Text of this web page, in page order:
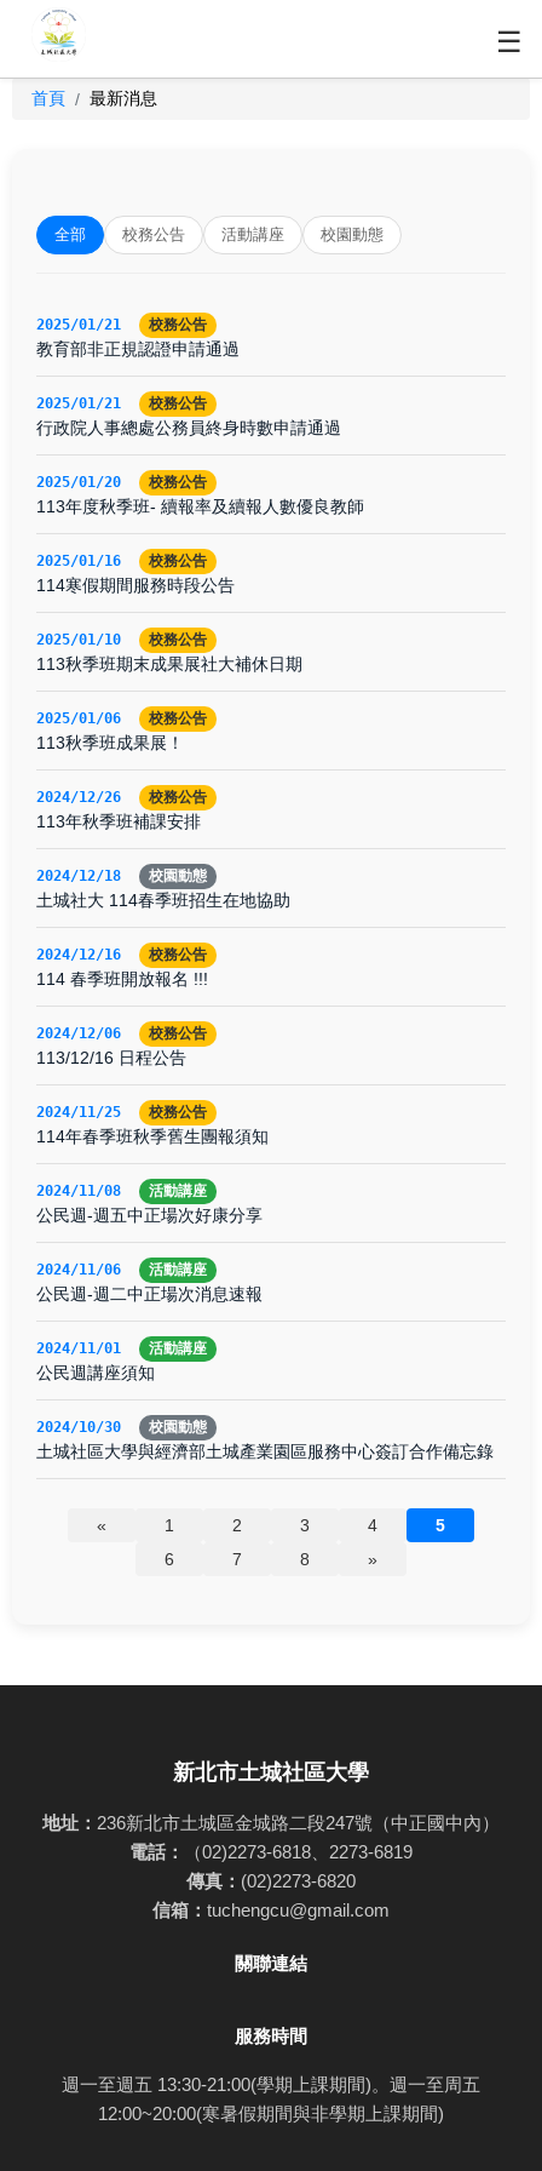
☰
首頁 / 最新消息
全部 校務公告 活動講座 校園動態
2025/01/21 校務公告
教育部非正規認證申請通過
2025/01/21 校務公告
行政院人事總處公務員終身時數申請通過
2025/01/20 校務公告
113年度秋季班- 續報率及續報人數優良教師
2025/01/16 校務公告
114寒假期間服務時段公告
2025/01/10 校務公告
113秋季班期末成果展社大補休日期
2025/01/06 校務公告
113秋季班成果展！
2024/12/26 校務公告
113年秋季班補課安排
2024/12/18 校園動態
土城社大 114春季班招生在地協助
2024/12/16 校務公告
114 春季班開放報名 !!!
2024/12/06 校務公告
113/12/16 日程公告
2024/11/25 校務公告
114年春季班秋季舊生團報須知
2024/11/08 活動講座
公民週-週五中正場次好康分享
2024/11/06 活動講座
公民週-週二中正場次消息速報
2024/11/01 活動講座
公民週講座須知
2024/10/30 校園動態
土城社區大學與經濟部土城產業園區服務中心簽訂合作備忘錄
« 1 2 3 4
5
6
7 8 »
新北市土城社區大學
地址： 236新北市土城區金城路二段247號（中正國中內）
電話：
（02)2273-6818、2273-6819
傳真： (02)2273-6820
信箱： tuchengcu@gmail.com
關聯連結
服務時間
週一至週五 13:30-21:00(學期上課期間)。週一至周五
12:00~20:00(寒暑假期間與非學期上課期間)